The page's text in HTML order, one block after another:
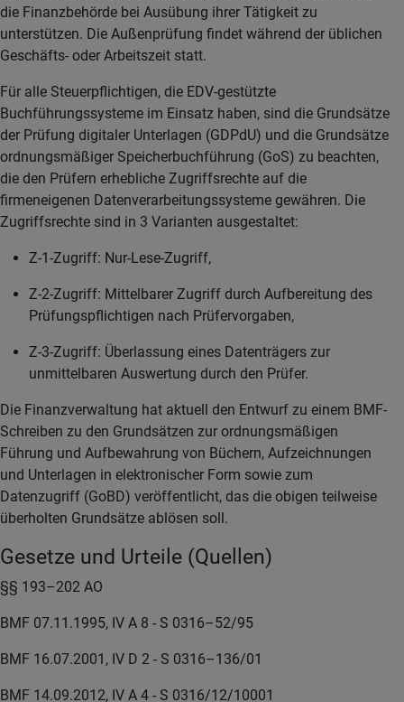
die Finanzbehörde bei Ausübung ihrer Tätigkeit zu
unterstützen. Die Außenprüfung findet während der üblichen
Geschäfts- oder Arbeitszeit statt.
Für alle Steuerpflichtigen, die EDV-gestützte
Buchführungssysteme im Einsatz haben, sind die Grundsätze
der Prüfung digitaler Unterlagen (GDPdU) und die Grundsätze
ordnungsmäßiger Speicherbuchführung (GoS) zu beachten,
die den Prüfern erhebliche Zugriffsrechte auf die
firmeneigenen Datenverarbeitungssysteme gewähren. Die
Zugriffsrechte sind in 3 Varianten ausgestaltet:
Z-1-Zugriff: Nur-Lese-Zugriff,
Z-2-Zugriff: Mittelbarer Zugriff durch Aufbereitung des
Prüfungspflichtigen nach Prüfervorgaben,
Z-3-Zugriff: Überlassung eines Datenträgers zur
unmittelbaren Auswertung durch den Prüfer.
Die Finanzverwaltung hat aktuell den Entwurf zu einem BMF-
Schreiben zu den Grundsätzen zur ordnungsmäßigen
Führung und Aufbewahrung von Büchern, Aufzeichnungen
und Unterlagen in elektronischer Form sowie zum
Datenzugriff (GoBD) veröffentlicht, das die obigen teilweise
überholten Grundsätze ablösen soll.
Gesetze und Urteile (Quellen)
§§ 193–202 AO
BMF 07.11.1995, IV A 8 - S 0316–52/95
BMF 16.07.2001, IV D 2 - S 0316–136/01
BMF 14.09.2012, IV A 4 - S 0316/12/10001